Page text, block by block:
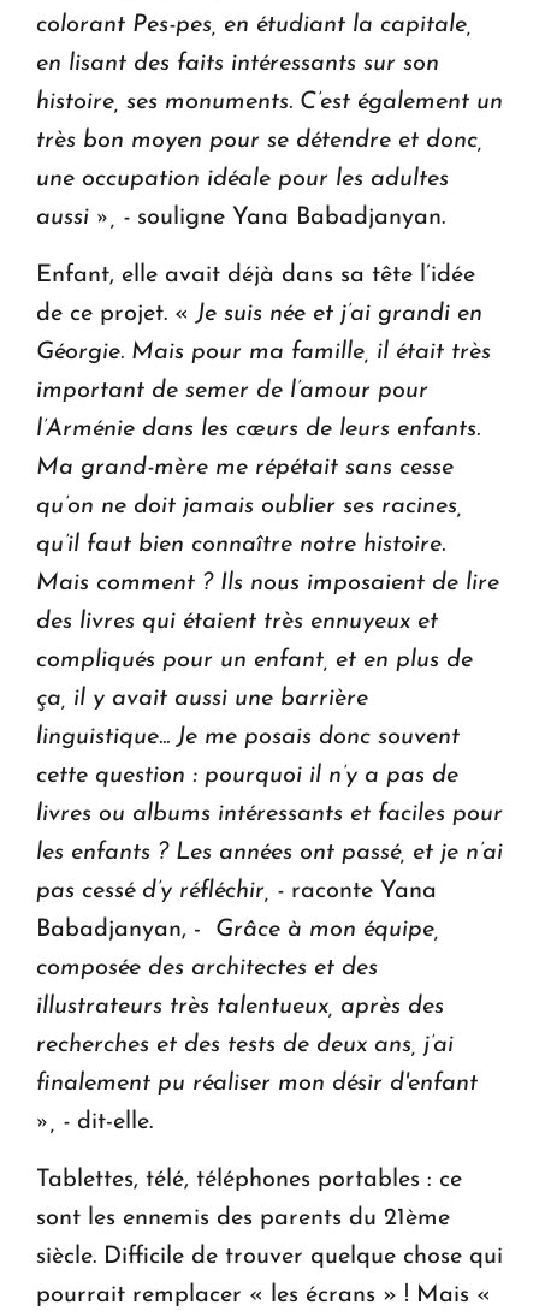
colorant Pes-pes, en étudiant la capitale,
en lisant des faits intéressants sur son
histoire, ses monuments. C’est également un
très bon moyen pour se détendre et donc,
une occupation idéale pour les adultes
aussi », - souligne Yana Babadjanyan.
Enfant, elle avait déjà dans sa tête l’idée
de ce projet. « Je suis née et j’ai grandi en
Géorgie. Mais pour ma famille, il était très
important de semer de l’amour pour
l’Arménie dans les cœurs de leurs enfants.
Ma grand-mère me répétait sans cesse
qu’on ne doit jamais oublier ses racines,
qu’il faut bien connaître notre histoire.
Mais comment ? Ils nous imposaient de lire
des livres qui étaient très ennuyeux et
compliqués pour un enfant, et en plus de
ça, il y avait aussi une barrière
linguistique... Je me posais donc souvent
cette question : pourquoi il n’y a pas de
livres ou albums intéressants et faciles pour
les enfants ? Les années ont passé, et je n’ai
pas cessé d’y réfléchir, - raconte Yana
Babadjanyan, - Grâce à mon équipe,
composée des architectes et des
illustrateurs très talentueux, après des
recherches et des tests de deux ans, j’ai
finalement pu réaliser mon désir d'enfant
», - dit-elle.
Tablettes, télé, téléphones portables : ce
sont les ennemis des parents du 21ème
siècle. Difficile de trouver quelque chose qui
pourrait remplacer « les écrans » ! Mais «